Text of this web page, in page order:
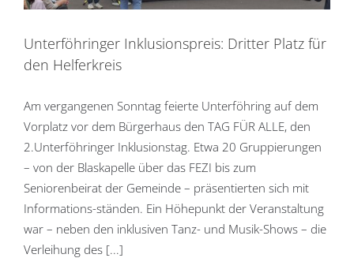
Unterföhringer Inklusionspreis: Dritter Platz für
den Helferkreis
Am vergangenen Sonntag feierte Unterföhring auf dem
Vorplatz vor dem Bürgerhaus den TAG FÜR ALLE, den
2.Unterföhringer Inklusionstag. Etwa 20 Gruppierungen
– von der Blaskapelle über das FEZI bis zum
Seniorenbeirat der Gemeinde – präsentierten sich mit
Informations-ständen. Ein Höhepunkt der Veranstaltung
war – neben den inklusiven Tanz- und Musik-Shows – die
Verleihung des [...]